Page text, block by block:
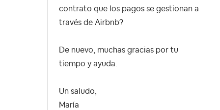
contrato que los pagos se gestionan a
través de Airbnb?
De nuevo, muchas gracias por tu
tiempo y ayuda.
Un saludo,
María